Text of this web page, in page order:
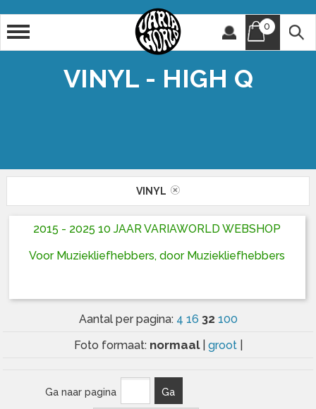
0
VINYL - HIGH Q
VINYL
2015 - 2025 10 JAAR VARIAWORLD WEBSHOP
Voor Muziekliefhebbers, door Muziekliefhebbers
Aantal per pagina: 4 16 32 100
Foto formaat: normaal groot
Ga naar pagina Ga